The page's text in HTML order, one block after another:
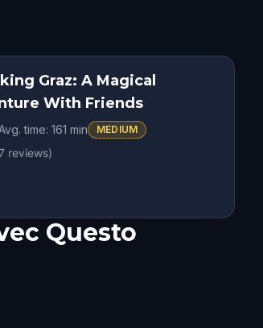
Graz: A Magical
With Friends
time: 161 min MEDIUM
reviews)
Questo